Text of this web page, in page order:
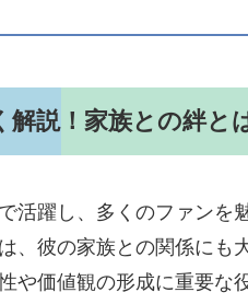
説！家族との絆と
活躍し、多くのファンを
、彼の家族との関係にも
や価値観の形成に重要な